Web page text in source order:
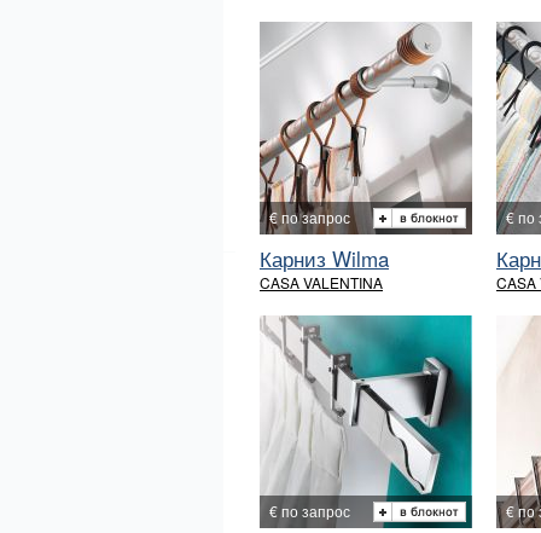
€ по запрос
Карниз Wilma
CASA VALENTINA
€ по
CASA
€ по запрос € по